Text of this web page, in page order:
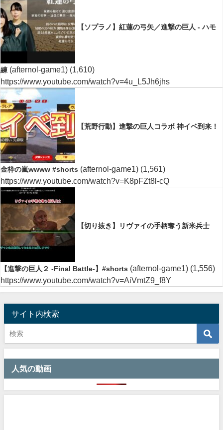
【ソプラノ】紅蓮の弓矢／進撃の巨人 - ハモ
練 (afternol-game1) (1,610)
https://www.youtube.com/watch?v=4u_L5Jh6jhs
【荒野行動】進撃の巨人コラボ 神イベ到来！
金枠の嵐wwww #shorts (afternol-game1) (1,561)
https://www.youtube.com/watch?v=K8pFZt8l-cQ
【切り抜き】リヴァイの手柄奪う新米兵士
【進撃の巨人２ -Final Battle-】#shorts (afternol-game1) (1,556)
https://www.youtube.com/watch?v=AiVmtZ9_f8Y
サイト内検索
人気の動画